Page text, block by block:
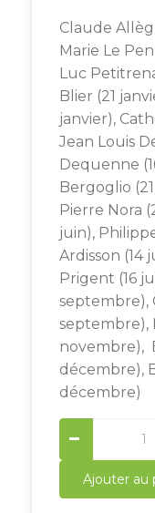
Claude
Marie Le
Luc
Blier (21
janvier),
Jean Louis
Dequenne
Bergoglio
Pierre Nora
juin),
Ardisson (14
Prigent (16
septembre),
septembre),
novembre),
décembre),
décembre)
Généalogie-
Magazine
Hors-
série
N°
Ajouter au